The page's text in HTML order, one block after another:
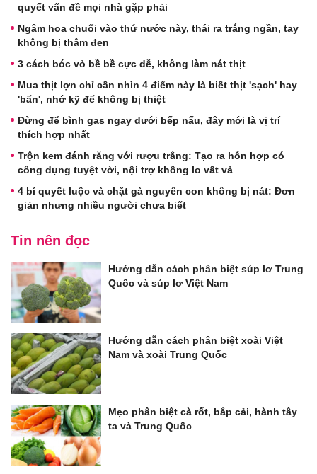
quyết vấn đề mọi nhà gặp phải
Ngâm hoa chuối vào thứ nước này, thái ra trắng ngần, tay
không bị thâm đen
3 cách bóc vỏ bề bề cực dễ, không làm nát thịt
Mua thịt lợn chỉ cần nhìn 4 điểm này là biết thịt 'sạch' hay
'bẩn', nhớ kỹ để không bị thiệt
Đừng để bình gas ngay dưới bếp nấu, đây mới là vị trí
thích hợp nhất
Trộn kem đánh răng với rượu trắng: Tạo ra hỗn hợp có
công dụng tuyệt vời, nội trợ không lo vất vả
4 bí quyết luộc và chặt gà nguyên con không bị nát: Đơn
giản nhưng nhiều người chưa biết
Tin nên đọc
Hướng dẫn cách phân biệt súp lơ Trung
Quốc và súp lơ Việt Nam
Hướng dẫn cách phân biệt xoài Việt
Nam và xoài Trung Quốc
Mẹo phân biệt cà rốt, bắp cải, hành tây
ta và Trung Quốc